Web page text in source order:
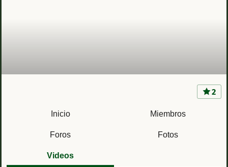
Acuartelamiento Aizoain (Navarra) Regimiento
de Cazadores de Montaña América 66
2
Inicio Miembros
Foros Fotos
Videos